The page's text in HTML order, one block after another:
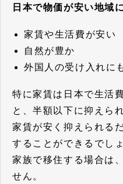
日本で物価が安い地域
家賃や生活費が安い
自然が豊か
外国人の受け入れに
特に家賃は日本で生活
と、半額以下に抑えら
家賃が安く抑えられる
することができるでしょ
家族で移住する場合は
せん。